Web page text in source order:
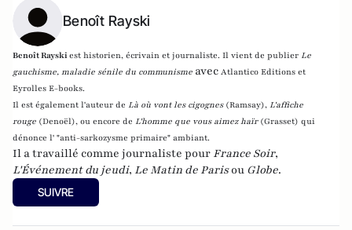
Benoît Rayski
Benoît Rayskiest historien, écrivain et journaliste. Il vient de publier Le
gauchisme, maladie sénile du communisme avec Atlantico Editions et
Eyrolles E-books.
Il est également l'auteur de Là où vont les cigognes (Ramsay), L'affiche
rouge (Denoël), ou encore de L'homme que vous aimez haïr (Grasset) qui
dénonce l' "anti-sarkozysme primaire" ambiant.
Il a travaillé comme journaliste pour France Soir,
L'Événement du jeudi, Le Matin de Parisou Globe.
SUIVRE